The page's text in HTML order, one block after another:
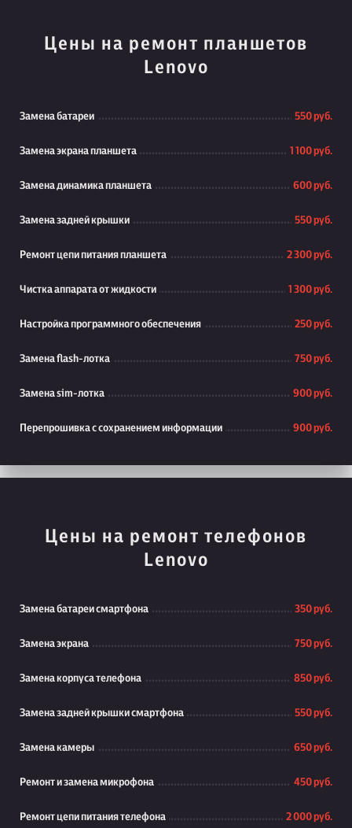
Цены на ремонт планшетов
Lenovo
Замена батареи 550 руб.
Замена экрана планшета 1 100 руб.
Замена динамика планшета 600 руб.
Замена задней крышки 550 руб.
Ремонт цепи питания планшета 2 300 руб.
Чистка аппарата от жидкости 1 300 руб.
Настройка программного обеспечения 250 руб.
Замена flash-лотка 750 руб.
Замена sim-лотка 900 руб.
Перепрошивка с сохранением информации 900 руб.
Цены на ремонт телефонов
Lenovo
Замена батареи смартфона 350 руб.
Замена экрана 750 руб.
Замена корпуса телефона 850 руб.
Замена задней крышки смартфона 550 руб.
Замена камеры 650 руб.
Ремонт и замена микрофона 450 руб.
Ремонт цепи питания телефона 2 000 руб.